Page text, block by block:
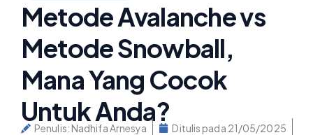
Metode Avalanche vs
Metode Snowball,
Mana Yang Cocok
Untuk Anda?
Penulis: Nadhifa Arnesya Ditulis pada 21/05/2025